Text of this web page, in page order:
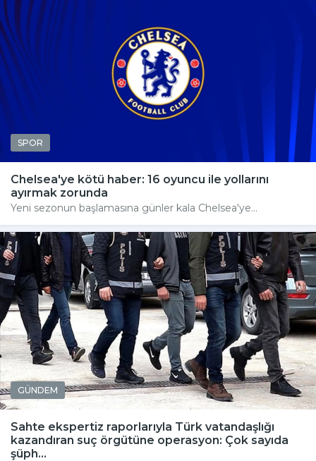
SPOR
Chelsea'ye kötü haber: 16 oyuncu ile yollarını
ayırmak zorunda
Yeni sezonun başlamasına günler kala Chelsea'ye...
GÜNDEM
Sahte ekspertiz raporlarıyla Türk vatandaşlığı
kazandıran suç örgütüne operasyon: Çok sayıda
şüph...